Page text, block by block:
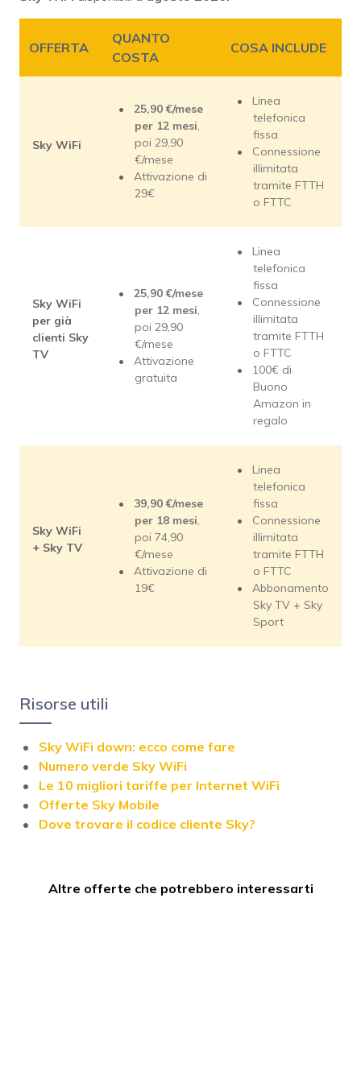
OFFERTA
QUANTO
COSTA
COSA INCLUDE
Sky WiFi
25,90 €/mese
per 12 mesi,
poi 29,90
€/mese
Attivazione di
29€
Linea
telefonica
fissa
Connessione
illimitata
tramite FTTH
o FTTC
Sky WiFi
per già
clienti Sky
TV
25,90 €/mese
per 12 mesi,
poi 29,90
€/mese
Attivazione
gratuita
Linea
telefonica
fissa
Connessione
illimitata
tramite FTTH
o FTTC
100€ di
Buono
Amazon in
regalo
Sky WiFi
+ Sky TV
39,90 €/mese
per 18 mesi,
poi 74,90
€/mese
Attivazione di
19€
Linea
telefonica
fissa
Connessione
illimitata
tramite FTTH
o FTTC
Abbonamento
Sky TV + Sky
Sport
Risorse utili
Sky WiFi down: ecco come fare
Numero verde Sky WiFi
Le 10 migliori tariffe per Internet WiFi
Offerte Sky Mobile
Dove trovare il codice cliente Sky?
Altre offerte che potrebbero interessarti